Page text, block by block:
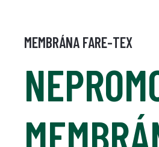
MEMBRÁNA FARE-TEX